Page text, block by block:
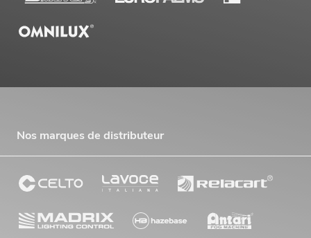
Nos marques de distributeur